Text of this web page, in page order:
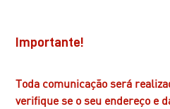
Importante!
Toda comunicação será
verifique se o seu endereço e